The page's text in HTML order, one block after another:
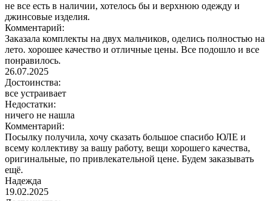
не все есть в наличии, хотелось бы и верхнюю одежду и
джинсовые изделия.
Комментарий:
Заказала комплекты на двух мальчиков, оделись полностью на
лето. хорошее качество и отличные цены. Все подошло и все
понравилось.
26.07.2025
Достоинства:
все устраивает
Недостатки:
ничего не нашла
Комментарий:
Посылку получила, хочу сказать большое спасибо ЮЛЕ и
всему коллективу за вашу работу, вещи хорошего качества,
оригинальные, по привлекательной цене. Будем заказывать
ещё.
Надежда
19.02.2025